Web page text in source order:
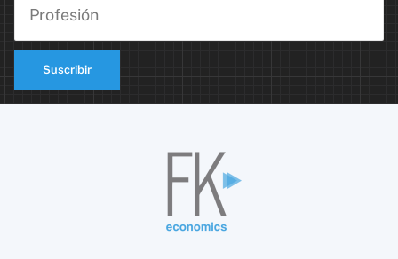
Suscribir